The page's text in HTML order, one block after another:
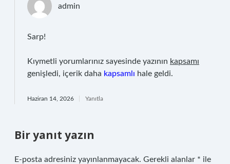
admin
Sarp!
Kıymetli yorumlarınız sayesinde yazının kapsamı
genişledi, içerik daha kapsamlı hale geldi.
Haziran 14, 2026 Yanıtla
Bir yanıt yazın
E-posta adresiniz yayınlanmayacak. Gerekli alanlar * ile